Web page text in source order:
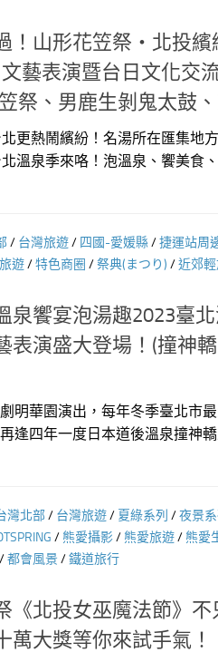
！山形花笠祭‧北投
藝表演暨台日文化交
祭、男鹿生剝鬼太鼓
更熱鬧繽紛！名湯所在匯集地
溫泉季來咯！泡溫泉、饗美食
/ 台灣旅遊/ 四國-愛媛縣/捷運站周
遊/特色商圈 /祭典(まつり) /近郊
饗宴泡湯趣2023臺北
表演盛大登場！(撞神
明華園演出，每年冬季臺北市
逢四年一度日本道後溫泉撞神
灣北部 / 台灣旅遊/ 夏綠系列 /夜景系
/ 熊愛攝影/ 熊愛旅遊/ 熊愛
/都會風景 /鐵道旅行
北投女巫魔法節》不
大獎等你來試手氣！